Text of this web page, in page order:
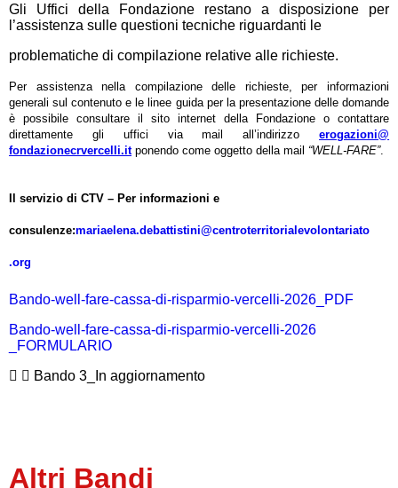
Gli Uffici della Fondazione restano a disposizione per
l’assistenza sulle questioni tecniche riguardanti le
problematiche di compilazione relative alle richieste.
Per assistenza nella compilazione delle richieste, per informazioni
generali sul contenuto e le linee guida per la presentazione delle domande
è possibile consultare il sito internet della Fondazione o contattare
direttamente gli
uffici via mail all’indirizzo
erogazioni@
fondazionecrvercelli.it ponendo come oggetto della mail “WELL-FARE”.
Il servizio di CTV – Per informazioni e
consulenze:mariaelena.debattistini@centroterritorialevolontariato
.org
Bando-well-fare-cassa-di-risparmio-vercelli-2026_PDF
Bando-well-fare-cassa-di-risparmio-vercelli-2026
_FORMULARIO
Bando 3_In aggiornamento
Altri Bandi